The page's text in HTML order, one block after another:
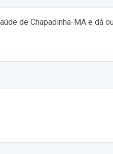
de Chapadinha-MA e dá